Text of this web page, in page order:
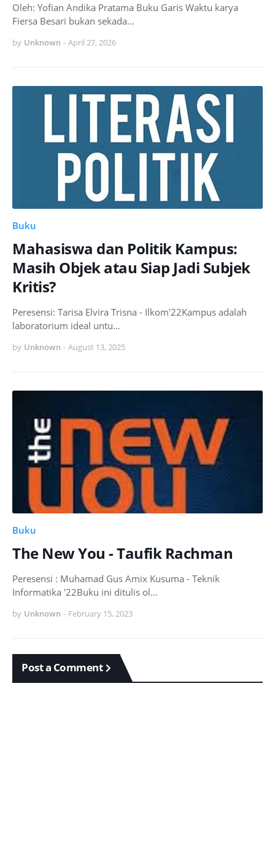
Oleh: Yofian Andika Pratama Buku Garis Waktu karya
Fiersa Besari bukan sekada…
by Unknown - April 27, 2026
Buku
Mahasiswa dan Politik Kampus:
Masih Objek atau Siap Jadi Subjek
Kritis?
Peresensi: Tarisa Elvira Trisna - Ilkom'22Kampus adalah
laboratorium ideal untu…
by Unknown - August 13, 2025
Buku
The New You - Taufik Rachman
Peresensi : Muhamad Gus Amix Kusuma - Teknik
Informatika '22Buku ini ditulis ol…
by Unknown - February 15, 2023
Post a Comment